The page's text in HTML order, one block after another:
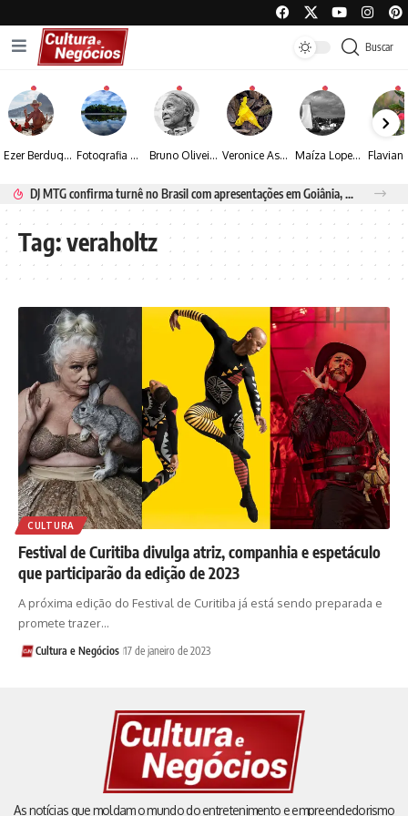
Buscar
Ezer Berdugo transforma experiências multiculturais e memórias em narrativas visuais por meio da fotografia Fotografia de Fátima Carlini transforma paisagens naturais em experiências de contemplação Bruno Oliveira retrata o cotidiano urbano por meio da fotografia em preto e branco Veronice Assini Saes transforma a natureza em fotografias marcadas pela sensibilidade Maíza Lopes transforma cultura popular baiana em narrativas fotográficas
DJ MTG confirma turnê no Brasil com apresentações em Goiânia, Porto Seguro e Rio de Janeiro
Tag:veraholtz
CULTURA
Festival de Curitiba divulga atriz, companhia e espetáculo
que participarão da edição de 2023
A próxima edição do Festival de Curitiba já está sendo preparada e
promete trazer…
Cultura e Negócios 17 de janeiro de 2023
As notícias que moldam o mundo do entretenimento e empreendedorismo